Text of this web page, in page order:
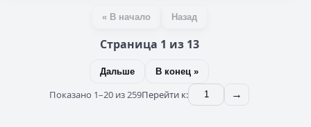
« В начало Назад
Страница 1 из 13
Дальше В конец »
Показано 1–20 из 259Перейти к: →